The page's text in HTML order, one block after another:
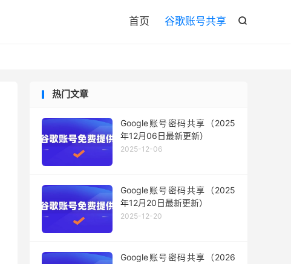

首页 谷歌账号共享
热门文章
Google账号密码共享（2025
年12月06日最新更新）
2025-12-06
Google账号密码共享（2025
年12月20日最新更新）
2025-12-20
Google账号密码共享（2026